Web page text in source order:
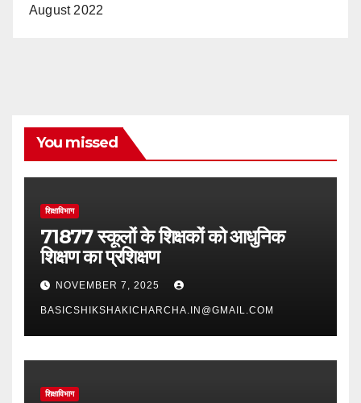
August 2022
You missed
शिक्षाविभाग
71877 स्कूलों के शिक्षकों को आधुनिक
शिक्षण का प्रशिक्षण
NOVEMBER 7, 2025
BASICSHIKSHAKICHARCHA.IN@GMAIL.COM
शिक्षाविभाग